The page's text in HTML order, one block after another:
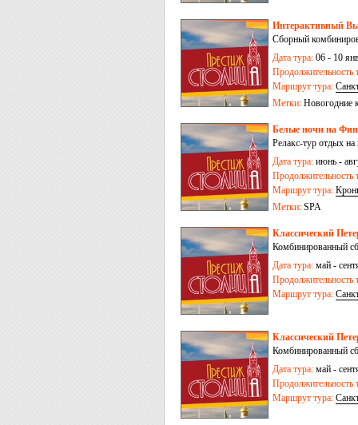
Интерактивный
Сборный
Дата тура: 06 - 10
Продолжительность
Маршрут тура:
Метки: Новогодние
Белые ночи на
Релакс-тур отдых
Дата тура: июнь -
Продолжительность
Маршрут тура:
Метки: SPA
Классический
Комбинированный
Дата тура: май -
Продолжительность
Маршрут тура:
Классический
Комбинированный
Дата тура: май -
Продолжительность
Маршрут тура: